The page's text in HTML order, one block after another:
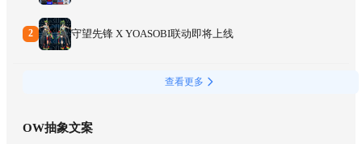
2 守望先锋 X YOASOBI联动即将上线
查看更多
OW抽象文案